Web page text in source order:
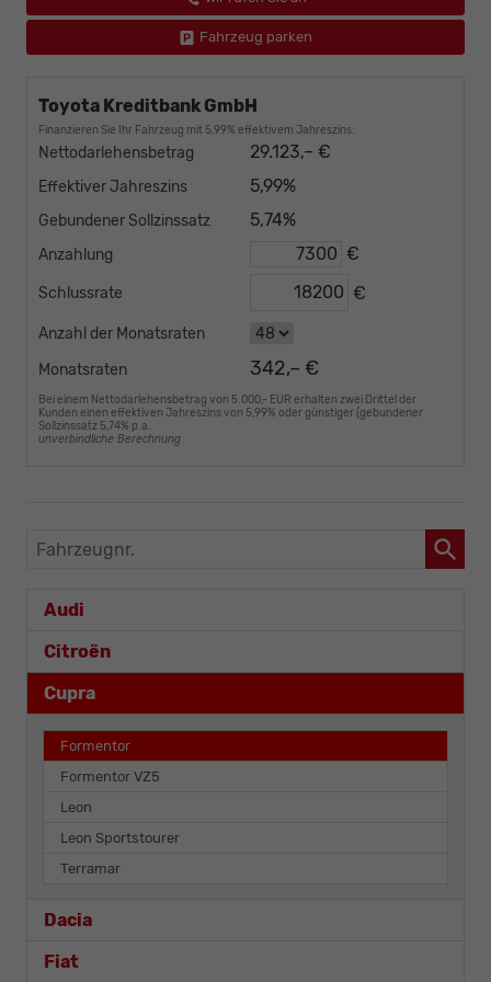
Fahrzeug parken
Toyota Kreditbank GmbH
Finanzieren Sie Ihr Fahrzeug mit 5,99% effektivem Jahreszins.
Nettodarlehensbetrag 29.123,– €
Effektiver Jahreszins 5,99%
Gebundener Sollzinssatz 5,74%
Anzahlung €
Schlussrate €
Anzahl der Monatsraten
Monatsraten
342,– €
Bei einem Nettodarlehensbetrag von 5.000,- EUR erhalten zwei Drittel der
Kunden einen effektiven Jahreszins von 5,99% oder günstiger (gebundener
Sollzinssatz 5,74% p.a.
unverbindliche Berechnung
Fahrzeugnr.
Audi
Citroën
Cupra
Formentor
Formentor VZ5
Leon
Leon Sportstourer
Terramar
Dacia
Fiat